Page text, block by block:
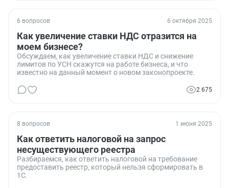
6 вопросов 6 октября 2025
Как увеличение ставки НДС отразится на
моем бизнесе?
Обсуждаем, как увеличение ставки НДС и снижение
лимитов по УСН скажутся на работе бизнеса, и что
известно на данный момент о новом законопроекте.
2 675
8 вопросов 1 июня 2025
Как ответить налоговой на запрос
несуществующего реестра
Разбираемся, как ответить налоговой на требование
предоставить реестр, который нельзя сформировать в
1С.